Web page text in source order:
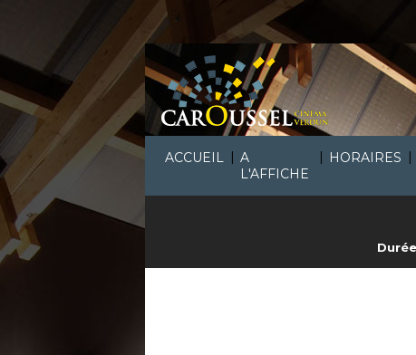
ACCUEIL | A
L'AFFICHE
| HORAIRES |